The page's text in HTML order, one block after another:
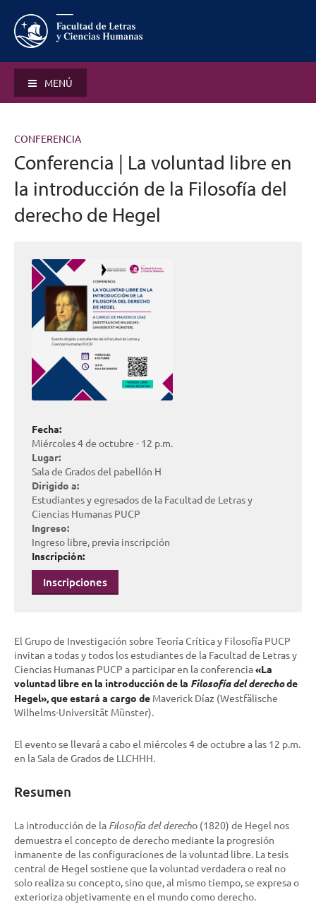
MENÚ
CONFERENCIA
Conferencia | La voluntad libre en
la introducción de la Filosofía del
derecho de Hegel
Fecha:
Miércoles 4 de octubre - 12 p.m.
Lugar:
Sala de Grados del pabellón H
Dirigido a:
Estudiantes y egresados de la Facultad de Letras y
Ciencias Humanas PUCP
Ingreso:
Ingreso libre, previa inscripción
Inscripción:
Inscripciones
El Grupo de Investigación sobre Teoría Crítica y Filosofía PUCP
invitan a todas y todos los estudiantes de la Facultad de Letras y
Ciencias Humanas PUCP a participar en la conferencia«La
voluntad libre en la introducción de la Filosofía del derechode
Hegel», que estará a cargo de Maverick Díaz (Westfälische
Wilhelms-Universität Münster).
El evento se llevará a cabo el miércoles 4 de octubre a las 12 p.m.
en la Sala de Grados de LLCHHH.
Resumen
La introducción de la Filosofía del derecho (1820) de Hegel nos
demuestra el concepto de derecho mediante la progresión
inmanente de las configuraciones de la voluntad libre. La tesis
central de Hegel sostiene que la voluntad verdadera o real no
solo realiza su concepto, sino que, al mismo tiempo, se expresa o
exterioriza objetivamente en el mundo como derecho.